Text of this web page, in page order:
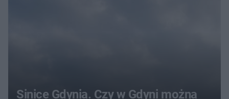
Sinice Gdynia. Czy w Gdyni można